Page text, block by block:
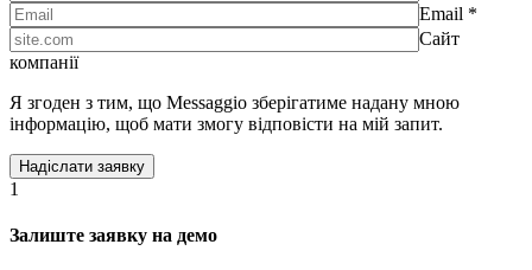
Email *
Сайт
компанії
Я згоден з тим, що Messaggio зберігатиме надану мною
інформацію, щоб мати змогу відповісти на мій запит.
1
Залиште заявку на демо